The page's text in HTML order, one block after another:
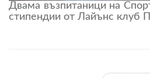
Двама възпитаници на
стипендии от Лайънс клуб